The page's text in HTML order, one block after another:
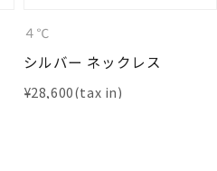
４℃
シルバー ネックレス
¥28,600